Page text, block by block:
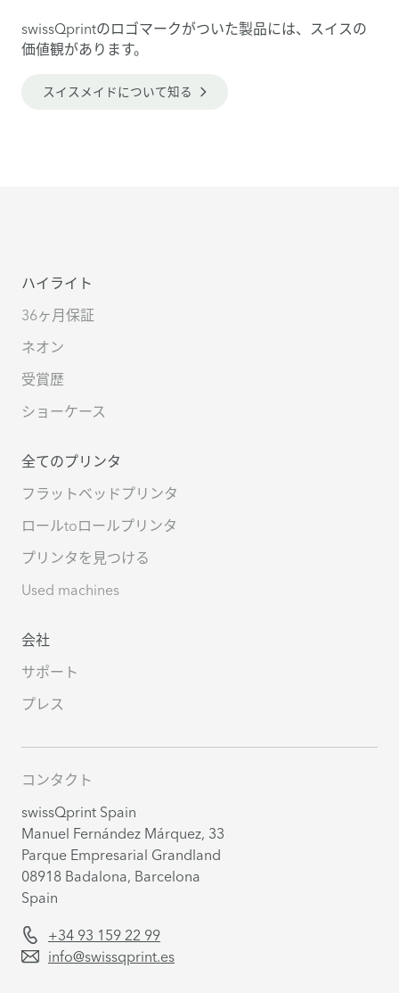
swissQprintのロゴマークがついた製品には、スイスの
価値観があります。
スイスメイドについて知る
ハイライト
36ヶ月保証
ネオン
受賞歴
ショーケース
全てのプリンタ
フラットベッドプリンタ
ロールtoロールプリンタ
プリンタを見つける
Used machines
会社
サポート
プレス
コンタクト
swissQprint Spain
Manuel Fernández Márquez, 33
Parque Empresarial Grandland
08918 Badalona, Barcelona
Spain
+34 93 159 22 99
info@swissqprint.es